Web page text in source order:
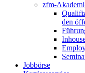
zfm-
den
Jobbörse